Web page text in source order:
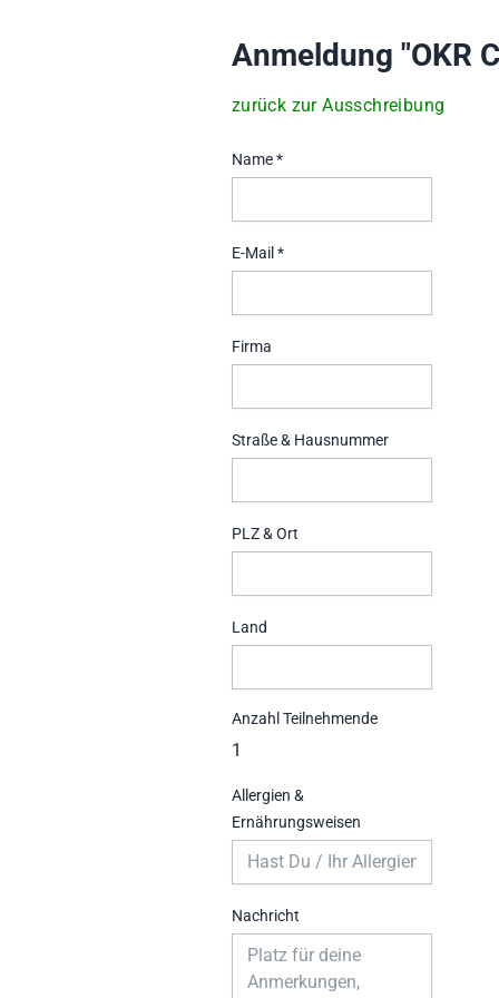
Anmeldung "OKR
zurück zur Ausschreibung
Name *
E-Mail *
Firma
Straße & Hausnummer
PLZ & Ort
Land
Anzahl Teilnehmende
Allergien &
Ernährungsweisen
Nachricht